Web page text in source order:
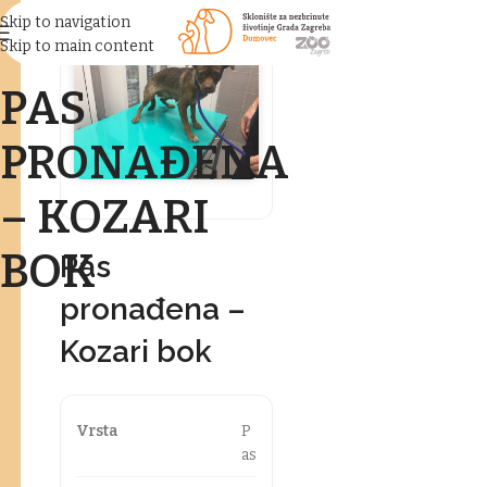
Skip to navigation
Skip to main content
PAS
PRONAĐENA
– KOZARI
BOK
Pas
pronađena –
Kozari bok
Vrsta
P
as